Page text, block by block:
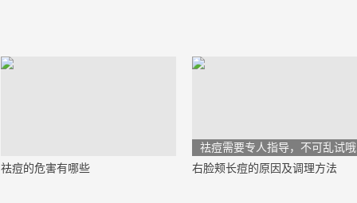
祛痘的危害有哪些
祛痘需要专人指导，不可乱试哦
右脸颊长痘的原因及调理方法